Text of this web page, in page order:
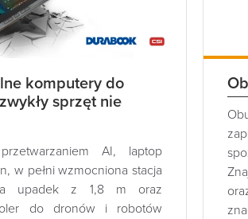
komputery do
sprzęt nie
AI, laptop
w pełni wzmocniona stacja
upadek z 1,8 m oraz
do dronów i robotów